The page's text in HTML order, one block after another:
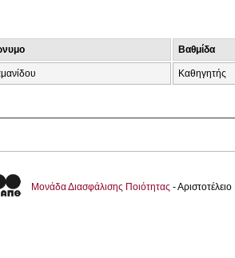
Βαθμίδα
Καθηγητής
Μονάδα Διασφάλισης Ποιότητας -